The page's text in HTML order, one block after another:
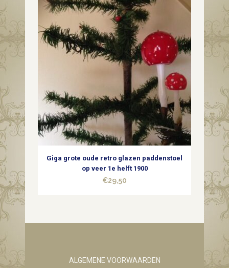
Giga grote oude retro glazen paddenstoel
op veer 1e helft 1900
€29,50
ALGEMENE VOORWAARDEN